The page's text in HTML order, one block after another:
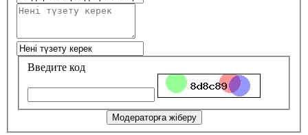
Введите код
Модераторға жіберу